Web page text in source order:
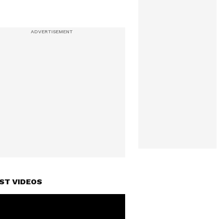
VIDEOS